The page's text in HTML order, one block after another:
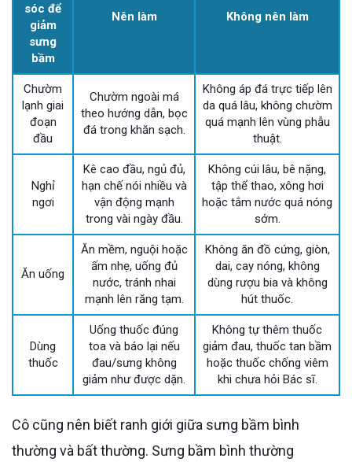
sóc để
giảm
sưng
bầm
Nên làm Không nên làm
Chườm
lạnh giai
đoạn
đầu
Chườm ngoài má
theo hướng dẫn, bọc
đá trong khăn sạch.
Không áp đá trực tiếp lên
da quá lâu, không chườm
quá mạnh lên vùng phẫu
thuật.
Nghỉ
ngơi
Kê cao đầu, ngủ đủ,
hạn chế nói nhiều và
vận động mạnh
trong vài ngày đầu.
Không cúi lâu, bê nặng,
tập thể thao, xông hơi
hoặc tắm nước quá nóng
sớm.
Ăn uống
Ăn mềm, nguội hoặc
ấm nhẹ, uống đủ
nước, tránh nhai
mạnh lên răng tạm.
Không ăn đồ cứng, giòn,
dai, cay nóng, không
dùng rượu bia và không
hút thuốc.
Dùng
thuốc
Uống thuốc đúng
toa và báo lại nếu
đau/sưng không
giảm như được dặn.
Không tự thêm thuốc
giảm đau, thuốc tan bầm
hoặc thuốc chống viêm
khi chưa hỏi Bác sĩ.
Cô cũng nên biết ranh giới giữa sưng bầm bình
thường và bất thường. Sưng bầm bình thường